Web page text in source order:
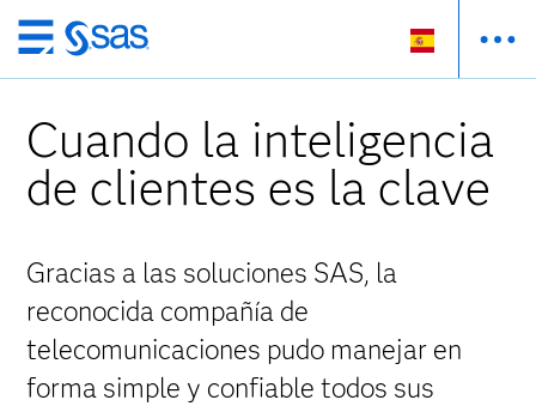
Ir
al
principal
Cuando la inteligencia
de clientes es la clave
Gracias a las soluciones SAS, la
reconocida compañía de
telecomunicaciones pudo manejar en
forma simple y confiable todos sus